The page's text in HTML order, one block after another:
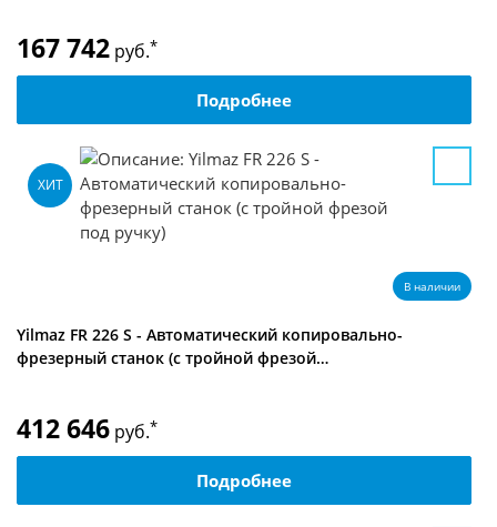
167 742 руб.*
Подробнее
ХИТ
В наличии
Yilmaz FR 226 S - Автоматический копировально-
фрезерный станок (с тройной фрезой…
412 646 руб.*
Подробнее